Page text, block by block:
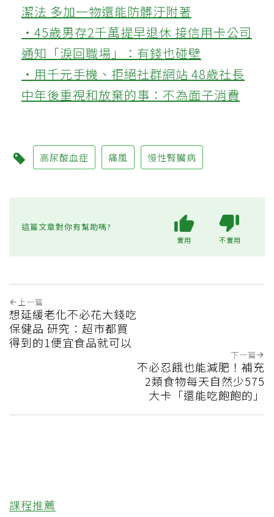
潔法 多加一物還能防髒汙附著
‧45歲男存2千萬提早退休 接信用卡公司
通知「淚回職場」：有錢也碰壁
‧用千元手機、拒絕社群網站 48歲社長
中年後重視和放棄的事：不為面子消費
高尿酸血症 痛風 慢性腎臟病
這篇文章對你有幫助嗎?
實用 不實用
上一篇
想延緩老化不必花大錢吃
保健品 研究：超市都買
得到的1便宜食品就可以
下一篇
不必忍餓也能減肥！補充
2類食物每天自然少575
大卡「還能吃飽飽的」
課程推薦